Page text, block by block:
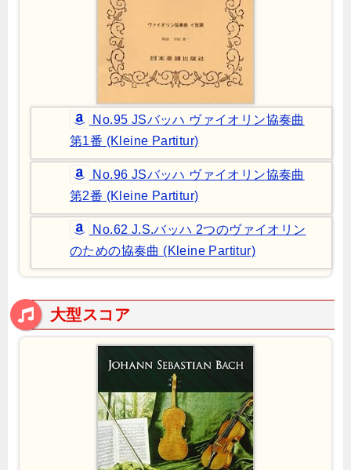
No.95 JSバッハ ヴァイオリン協奏曲
第1番 (Kleine Partitur)
No.96 JSバッハ ヴァイオリン協奏曲
第2番 (Kleine Partitur)
No.62 J.S.バッハ 2つのヴァイオリン
のための協奏曲 (Kleine Partitur)
大型スコア